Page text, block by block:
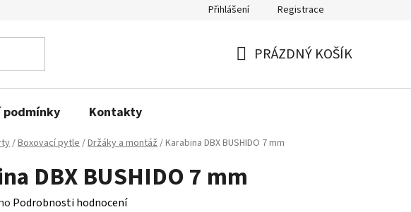
od smlouvy Politika používání cookiesPřihlášení Registrace
PRÁZDNÝ KOŠÍK
podmínky Kontakty
/Boxovací pytle/Držáky a montáž/Karabina DBX BUSHIDO 7 mm
DBX BUSHIDO 7 mm
Podrobnosti hodnocení